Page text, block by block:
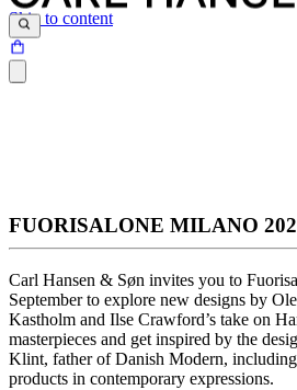
Skip to content
FUORISALONE MILANO
Carl Hansen & Søn invites you to
September to explore new designs by
Kastholm and Ilse Crawford’s take on
masterpieces and get inspired by the
Klint, father of Danish Modern, including
products in contemporary expressions.